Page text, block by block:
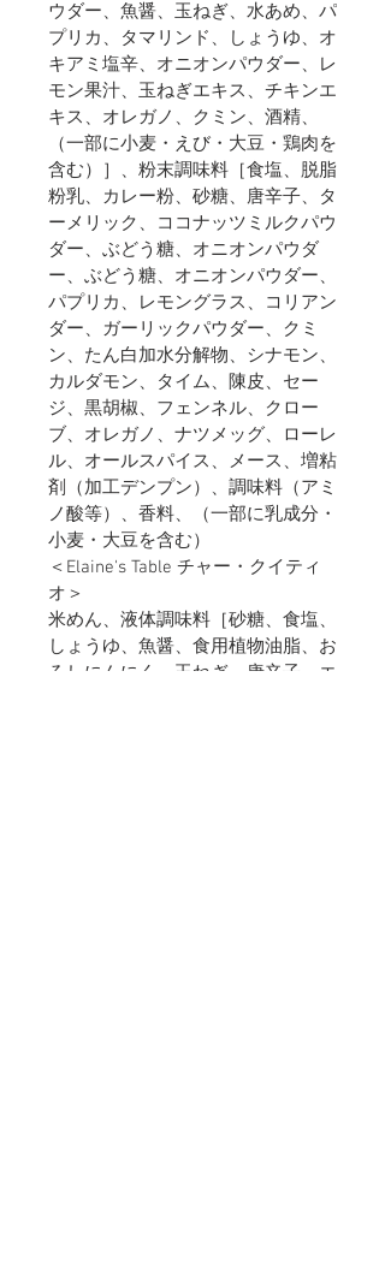
ウダー、魚醤、玉ねぎ、水あめ、パ
プリカ、タマリンド、しょうゆ、オ
キアミ塩辛、オニオンパウダー、レ
モン果汁、玉ねぎエキス、チキンエ
キス、オレガノ、クミン、酒精、
（一部に小麦・えび・大豆・鶏肉を
含む）］、粉末調味料［食塩、脱脂
粉乳、カレー粉、砂糖、唐辛子、タ
ーメリック、ココナッツミルクパウ
ダー、ぶどう糖、オニオンパウダ
ー、ぶどう糖、オニオンパウダー、
パプリカ、レモングラス、コリアン
ダー、ガーリックパウダー、クミ
ン、たん白加水分解物、シナモン、
カルダモン、タイム、陳皮、セー
ジ、黒胡椒、フェンネル、クロー
ブ、オレガノ、ナツメッグ、ローレ
ル、オールスパイス、メース、増粘
剤（加工デンプン）、調味料（アミ
ノ酸等）、香料、（一部に乳成分・
小麦・大豆を含む）
＜Elaine's Table チャー・クイティ
オ＞
米めん、液体調味料［砂糖、食塩、
しょうゆ、魚醤、食用植物油脂、お
ろしにんにく、玉ねぎ、唐辛子、エ